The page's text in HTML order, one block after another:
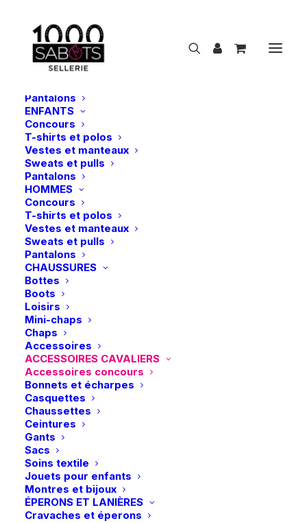
FEMMES
Concours
T-shirts et polos
Vestes et manteaux
Pantalons
ENFANTS
Concours
T-shirts et polos
Vestes et manteaux
Sweats et pulls
Pantalons
HOMMES
Concours
T-shirts et polos
Vestes et manteaux
Sweats et pulls
Pantalons
CHAUSSURES
Bottes
Boots
Loisirs
Mini-chaps
Chaps
Accessoires
ACCESSOIRES CAVALIERS
Accessoires concours
Bonnets et écharpes
Casquettes
Chaussettes
Ceintures
Gants
Sacs
Soins textile
Jouets pour enfants
Montres et bijoux
ÉPERONS ET LANIÈRES
Cravaches et éperons
LeMieux | Résille Scrunchie Crystal –
Accueil LeMieux | Résille Scrunchie Crystal – Noir/Brun